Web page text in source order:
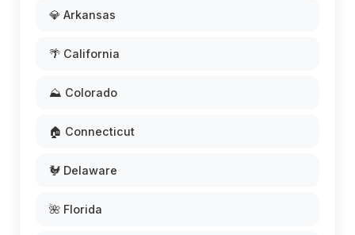
💎 Arkansas
🌴 California
⛰️ Colorado
🏠 Connecticut
🐓 Delaware
🌺 Florida